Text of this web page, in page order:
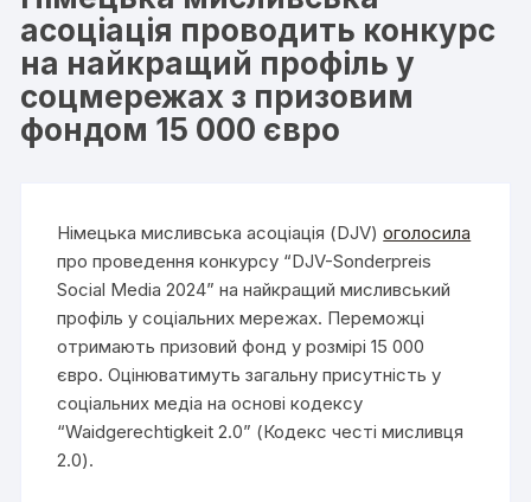
асоціація проводить конкурс
на найкращий профіль у
соцмережах з призовим
фондом 15 000 євро
Німецька мисливська асоціація (DJV)оголосила
про проведення конкурсу “DJV-Sonderpreis
Social Media 2024” на найкращий мисливський
профіль у соціальних мережах. Переможці
отримають призовий фонд у розмірі 15 000
євро. Оцінюватимуть загальну присутність у
соціальних медіа на основі кодексу
“Waidgerechtigkeit 2.0” (Кодекс честі мисливця
2.0).